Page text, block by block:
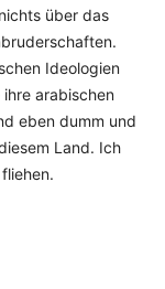
über das
Ideologien
arabischen
eben dumm und
Land. Ich